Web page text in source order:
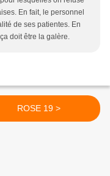
En fait, le personnel
de ses patientes. En
doit être la galère.
ROSE 19 >